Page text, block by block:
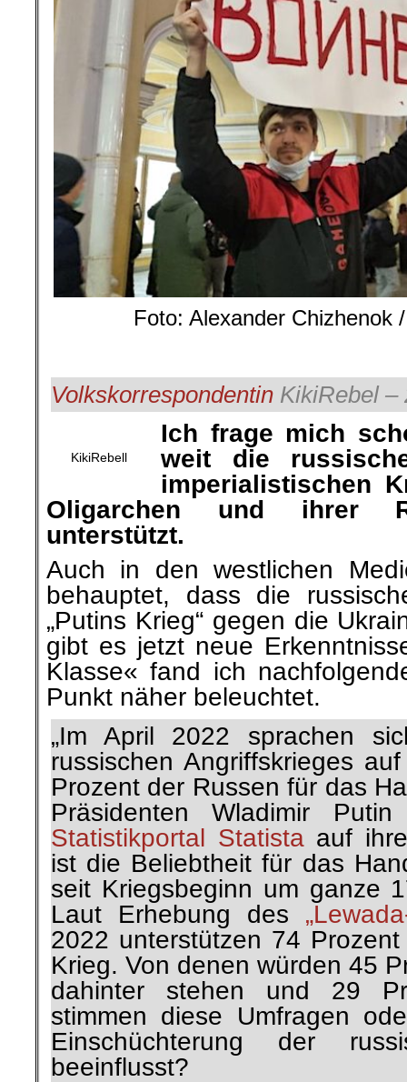
Foto: Alexander Chizhenok
Volkskorrespondentin KikiRebel –
KikiRebell
Ich frage mich
weit die
imperialistischen
Oligarchen und ihrer
unterstützt.
Auch in den westlichen
behauptet, dass die
„Putins Krieg“ gegen die
gibt es jetzt neue
Klasse« fand ich
Punkt näher beleuchtet.
„Im April 2022 sprachen
russischen Angriffskrieges
Prozent der Russen für das
Präsidenten Wladimir
Statistikportal Statistaauf
ist die Beliebtheit für das
seit Kriegsbeginn um ganze
Laut Erhebung des
2022 unterstützen 74
Krieg. Von denen würden 45
dahinter stehen und 29
stimmen diese Umfragen
Einschüchterung der
beeinflusst?